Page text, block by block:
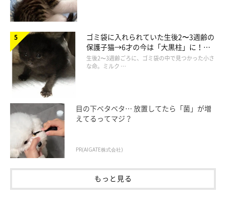
ゴミ袋に入れられていた生後2〜3週齢の
保護子猫→6才の今は「大黒柱」に！
美しい黒猫に成長した姿にグッとくる
生後2〜3週齢ごろに、ゴミ袋の中で見つかった小さ
な命。ミルク …
目の下ベタベタ… 放置してたら「菌」が増
えてるってマジ？
PR(AIGATE株式会社)
もっと見る